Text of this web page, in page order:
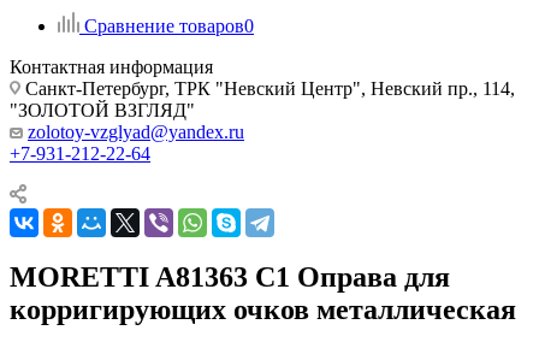
Сравнение товаров0
Контактная информация
Санкт-Петербург, ТРК "Невский Центр", Невский пр., 114,
"ЗОЛОТОЙ ВЗГЛЯД"
zolotoy-vzglyad@yandex.ru
+7-931-212-22-64
MORETTI A81363 C1 Оправа для
корригирующих очков металлическая